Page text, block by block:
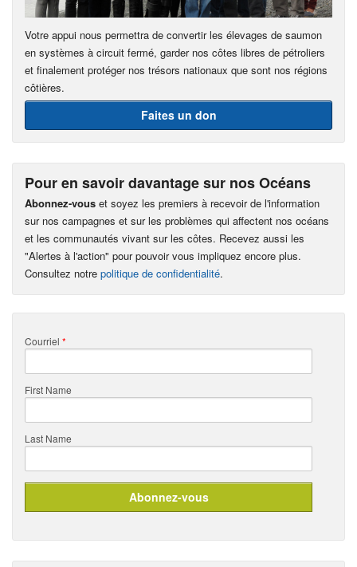
Votre appui nous permettra de convertir les élevages de saumon
en systèmes à circuit fermé, garder nos côtes libres de pétroliers
et finalement protéger nos trésors nationaux que sont nos régions
côtières.
Faites un don
Pour en savoir davantage sur nos Océans
Abonnez-vous et soyez les premiers à recevoir de l'information
sur nos campagnes et sur les problèmes qui affectent nos océans
et les communautés vivant sur les côtes. Recevez aussi les
"Alertes à l'action" pour pouvoir vous impliquez encore plus.
Consultez notre politique de confidentialité.
Courriel *
First Name
Last Name